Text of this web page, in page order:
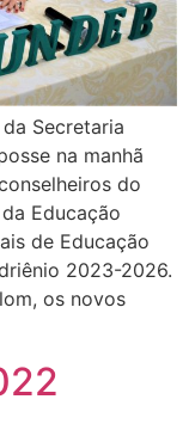
Secretaria
na manhã
do
Educação
de Educação
2023-2026.
os novos